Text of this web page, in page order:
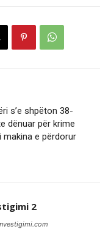
s’e shpëton 38-
dënuar për krime
makina e përdorur
2